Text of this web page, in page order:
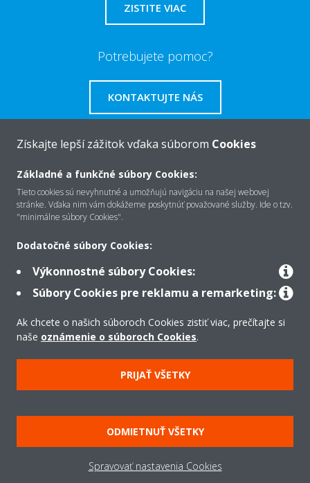
ZISTITE VIAC
Potrebujete pomoc?
KONTAKTUJTE NÁS
O Daikin
Kontakt
Produkty
Copyright © Daikin
Právne oznámenie
Súbory cookie
Zásady ochrany údajov
Všeobecné obchodné podmienky
Získajte lepší zážitok vďaka súborom Cookies
Základné a funkčné súbory Cookies:
Tieto cookies sú nevyhnutné a umožňujú navigáciu na našej webovej
stránke. Vďaka nim vám dokážeme poskytnúť považované služby. Ide o tzv.
"minimálne súbory Cookies".
Dodatočné súbory Cookies:
Výkonnostné súbory Cookies:
Súbory Cookies pre reklamu a remarketing:
Ak chcete o našich súboroch Cookies zistiť viac, prečítajte si
naše oznámenie o súboroch Cookies.
PRIJAŤ VŠETKY
ODMIETNUŤ VŠETKY
Spravovať nastavenia Cookies